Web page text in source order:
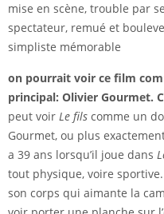
mise en scène, trouble par
spectateur, remué et
simpliste mémorable
on pourrait voir ce film
principal: Olivier Gourmet.
peut voir Le fils comme un
Gourmet, ou plus
a 39 ans lorsqu’il joue dans
tout physique, voire sportive.
son corps qui aimante la